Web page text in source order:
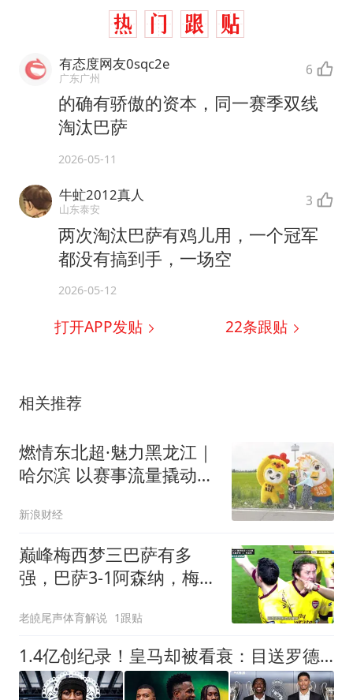
有态度网友0sqc2e
广东广州 6
的确有骄傲的资本，同一赛季双线
淘汰巴萨
2026-05-11
牛虻2012真人
山东泰安 3
两次淘汰巴萨有鸡儿用，一个冠军
都没有搞到手，一场空
2026-05-12
打开APP发贴 22条跟贴
相关推荐
燃情东北超·魅力黑龙江｜
哈尔滨 以赛事流量撬动消
新浪财经
巅峰梅西梦三巴萨有多
强，巴萨3-1阿森纳，梅西
塔
老皢尾声体育解说 1跟贴
1.4亿创纪录！皇马却被看衰：目送罗德里去巴萨，继续四大皆空